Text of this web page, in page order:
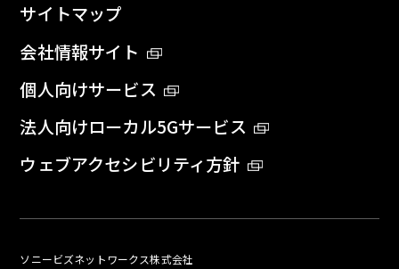
サイトマップ
会社情報サイト
個人向けサービス
法人向けローカル5Gサービス
ウェブアクセシビリティ方針
ソニービズネットワークス株式会社